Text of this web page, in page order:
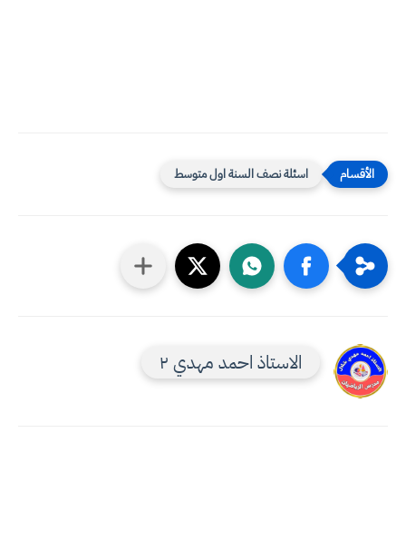
اسئلة نصف السنة اول متوسط
الاستاذ احمد مهدي ٢